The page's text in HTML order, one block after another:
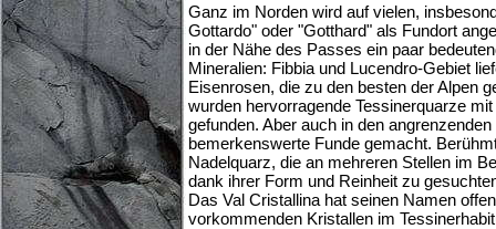
Ganz im Norden wird auf vielen,
Gottardo" oder "Gotthard" als Fundort
in der Nähe des Passes ein paar
Mineralien: Fibbia und Lucendro-Gebiet
Eisenrosen, die zu den besten der Alpen
wurden hervorragende Tessinerquarze
gefunden. Aber auch in den
bemerkenswerte Funde gemacht.
Nadelquarz, die an mehreren Stellen im
dank ihrer Form und Reinheit zu
Das Val Cristallina hat seinen Namen
vorkommenden Kristallen im